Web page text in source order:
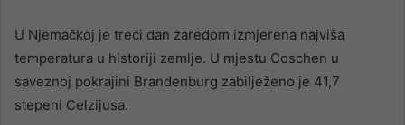
U Njemačkoj je treći dan zaredom izmjerena najviša
temperatura u historiji zemlje. U mjestu Coschen u
saveznoj pokrajini Brandenburg zabilježeno je 41,7
stepeni Celzijusa.